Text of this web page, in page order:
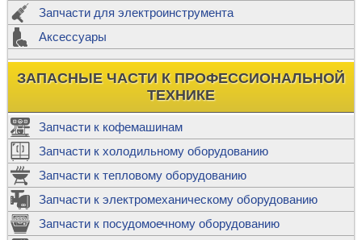
Запчасти для электроинструмента
Аксессуары
ЗАПАСНЫЕ ЧАСТИ К ПРОФЕССИОНАЛЬНОЙ
ТЕХНИКЕ
Запчасти к кофемашинам
Запчасти к холодильному оборудованию
Запчасти к тепловому оборудованию
Запчасти к электромеханическому оборудованию
Запчасти к посудомоечному оборудованию